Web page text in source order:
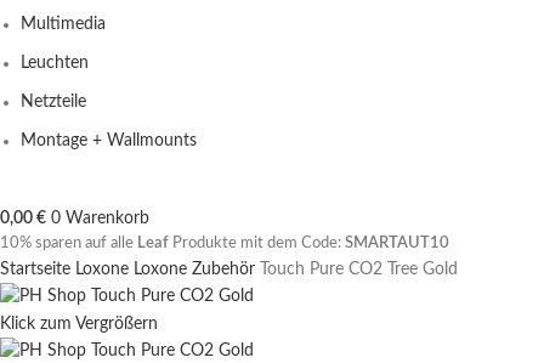
Multimedia
Leuchten
Netzteile
Montage + Wallmounts
0,00 € 0 Warenkorb
10% sparen auf alle Leaf Produkte mit dem Code: SMARTAUT10
Startseite Loxone Loxone Zubehör Touch Pure CO2 Tree Gold
Klick zum Vergrößern